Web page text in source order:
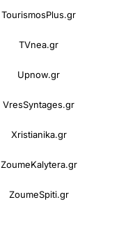
TourismosPlus.gr
TVnea.gr
Upnow.gr
VresSyntages.gr
Xristianika.gr
ZoumeKalytera.gr
ZoumeSpiti.gr